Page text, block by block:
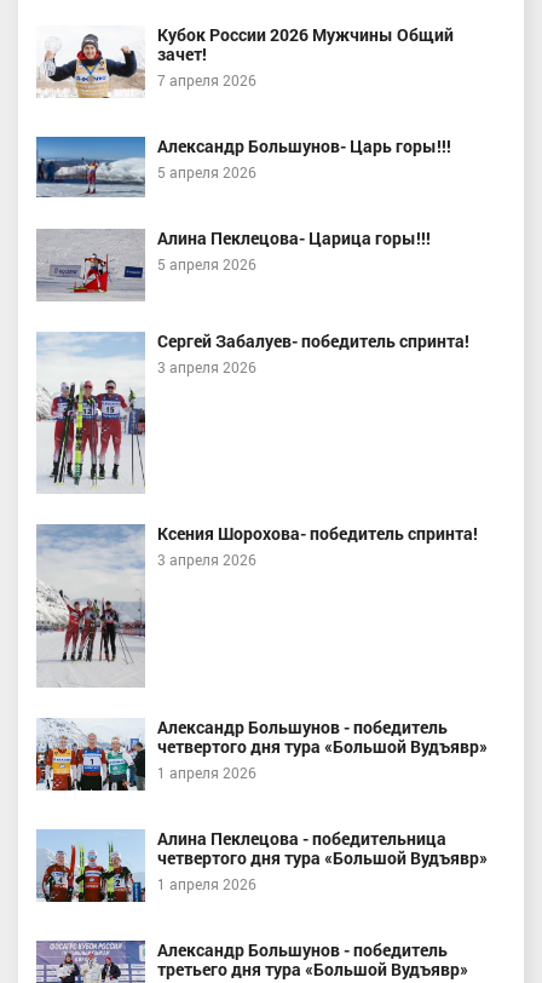
Кубок России 2026 Мужчины Общий
зачет!
7 апреля 2026
Александр Большунов- Царь горы!!!
5 апреля 2026
Алина Пеклецова- Царица горы!!!
5 апреля 2026
Сергей Забалуев- победитель спринта!
3 апреля 2026
Ксения Шорохова- победитель спринта!
3 апреля 2026
Александр Большунов - победитель
четвертого дня тура «Большой Вудъявр»
1 апреля 2026
Алина Пеклецова - победительница
четвертого дня тура «Большой Вудъявр»
1 апреля 2026
Александр Большунов - победитель
третьего дня тура «Большой Вудъявр»